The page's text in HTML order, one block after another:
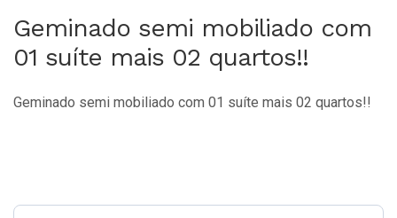
Geminado semi mobiliado com
01 suíte mais 02 quartos!!
Geminado semi mobiliado com 01 suíte mais 02 quartos!!